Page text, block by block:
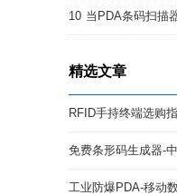
10 当PDA条码扫描
精选文章
RFID手持终端选购
工业防爆PDA-移动